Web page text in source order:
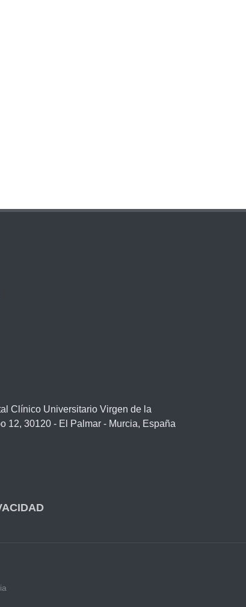
Clínico Universitario Virgen de la
12, 30120 - El Palmar - Murcia, España